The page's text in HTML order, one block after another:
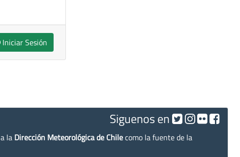
Iniciar Sesión
Siguenos en
la Dirección Meteorológica de Chilecomo la fuente de la